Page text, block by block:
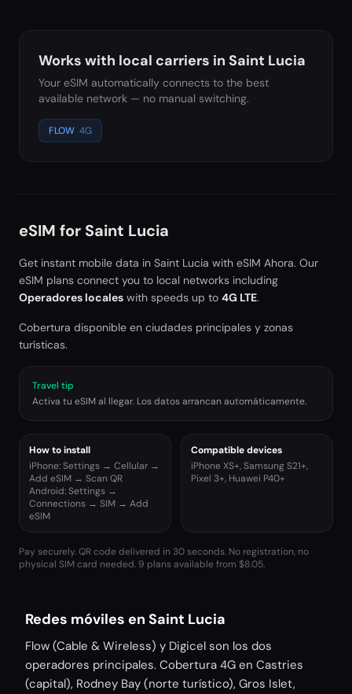
Works with local carriers in Saint Lucia
Your eSIM automatically connects to the best
available network — no manual switching.
FLOW 4G
eSIM for Saint Lucia
Get instant mobile data in Saint Lucia with eSIM Ahora. Our
eSIM plans connect you to local networks including
Operadores locales with speeds up to 4G LTE.
Cobertura disponible en ciudades principales y zonas
turísticas.
Travel tip
Activa tu eSIM al llegar. Los datos arrancan automáticamente.
How to install
iPhone: Settings → Cellular →
Add eSIM → Scan QR
Android: Settings →
Connections → SIM → Add
eSIM
Compatible devices
iPhone XS+, Samsung S21+,
Pixel 3+, Huawei P40+
Pay securely. QR code delivered in 30 seconds. No registration, no
physical SIM card needed. 9 plans available from $8.05.
Redes móviles en Saint Lucia
Flow (Cable & Wireless) y Digicel son los dos
operadores principales. Cobertura 4G en Castries
(capital), Rodney Bay (norte turístico), Gros Islet,